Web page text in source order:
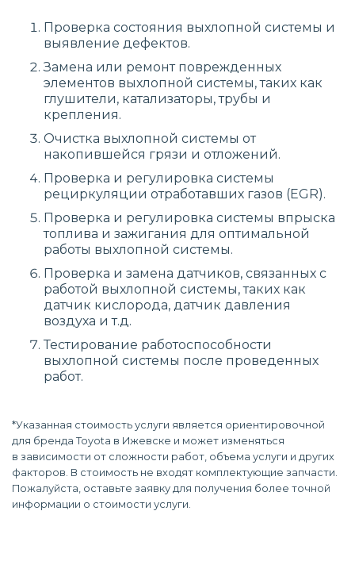
Проверка состояния выхлопной системы и
выявление дефектов.
Замена или ремонт поврежденных
элементов выхлопной системы, таких как
глушители, катализаторы, трубы и
крепления.
Очистка выхлопной системы от
накопившейся грязи и отложений.
Проверка и регулировка системы
рециркуляции отработавших газов (EGR).
Проверка и регулировка системы впрыска
топлива и зажигания для оптимальной
работы выхлопной системы.
Проверка и замена датчиков, связанных с
работой выхлопной системы, таких как
датчик кислорода, датчик давления
воздуха и т.д.
Тестирование работоспособности
выхлопной системы после проведенных
работ.
*Указанная стоимость услуги является ориентировочной
для бренда Toyota в Ижевске и может изменяться
в зависимости от сложности работ, объема услуги и других
факторов. В стоимость не входят комплектующие запчасти.
Пожалуйста, оставьте заявку для получения более точной
информации о стоимости услуги.